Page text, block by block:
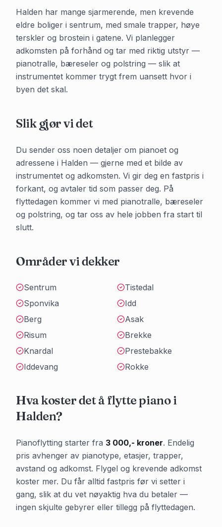
Halden har mange sjarmerende, men krevende
eldre boliger i sentrum, med smale trapper, høye
terskler og brostein i gatene. Vi planlegger
adkomsten på forhånd og tar med riktig utstyr —
pianotralle, bæreseler og polstring — slik at
instrumentet kommer trygt frem uansett hvor i
byen det skal.
Slik gjør vi det
Du sender oss noen detaljer om pianoet og
adressene i Halden — gjerne med et bilde av
instrumentet og adkomsten. Vi gir deg en fastpris i
forkant, og avtaler tid som passer deg. På
flyttedagen kommer vi med pianotralle, bæreseler
og polstring, og tar oss av hele jobben fra start til
slutt.
Områder vi dekker
Sentrum
Tistedal
Sponvika
Idd
Berg
Asak
Risum
Brekke
Knardal
Prestebakke
Iddevang
Rokke
Hva koster det å flytte piano i
Halden?
Pianoflytting starter fra 3 000,- kroner. Endelig
pris avhenger av pianotype, etasjer, trapper,
avstand og adkomst. Flygel og krevende adkomst
koster mer. Du får alltid fastpris før vi setter i
gang, slik at du vet nøyaktig hva du betaler —
ingen skjulte gebyrer eller tillegg på flyttedagen.